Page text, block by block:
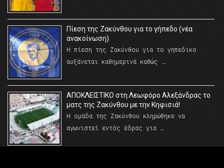
Πίεση της Ζακύνθου για το γήπεδο (νέα
ανακοίνωση)
Η πίεση της Ζακύνθου για το γηπεδικο
αυξάνεται καθημερινά καθώς …
AΠΟΚΛΕΙΣΤΙΚΟ στη Λεωφόρο Αλεξάνδρας το
ματς της Ζακύνθου με την Κηφισιά!
Η ομάδα της Ζακύνθου κληρώθηκε να
αγωνιστεί εντός έδρας για …